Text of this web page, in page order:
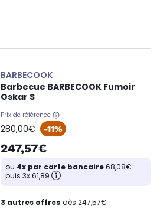
BARBECOOK
Barbecue BARBECOOK Fumoir
Oskar S
Prix de référence
oldPrice
280,00€ -11%
247,57€
ou 4x par carte bancaire68,08€
puis 3x 61,89
3 autres offres dès 247,57€